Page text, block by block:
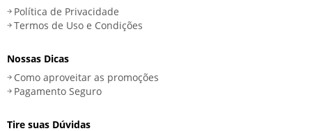
Política de Privacidade
Termos de Uso e Condições
Nossas Dicas
Como aproveitar as promoções
Pagamento Seguro
Tire suas Dúvidas